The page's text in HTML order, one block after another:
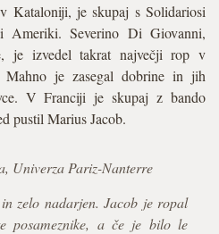
Kataloniji, je skupaj s Solidariosi
Severino Di Giovanni,
je izvedel takrat največji rop v
je zasegal dobrine in jih
V Franciji je skupaj z bando
pustil Marius Jacob.
Univerza Pariz-Nanterre
zelo nadarjen. Jacob je ropal
posameznike, a če je bilo le